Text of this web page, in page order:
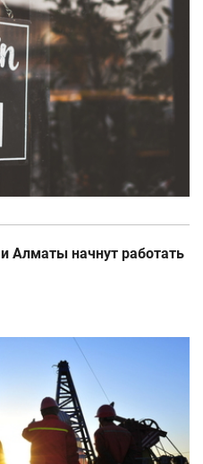
Алматы начнут работать